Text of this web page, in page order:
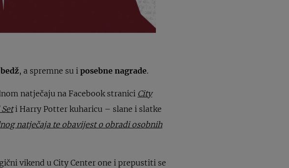
, a spremne su iposebne nagrade.
natječaju na Facebook stranici City
i Harry Potter kuharicu – slane i slatke
natječaja te obavijest o obradi osobnih
vikend u City Center one i prepustiti se